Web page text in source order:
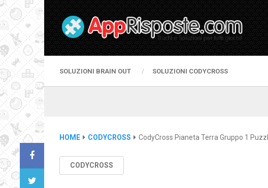
SOLUZIONI BRAIN OUT SOLUZIONI CODYCROSS
HOME CODYCROSS CodyCross Pianeta Terra Gruppo 1
CODYCROSS